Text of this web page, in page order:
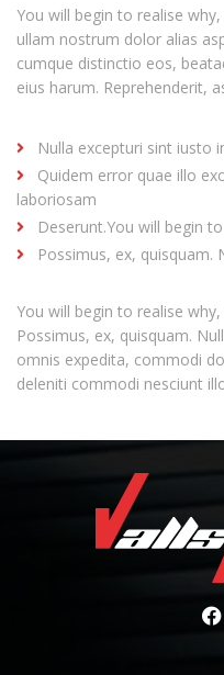
You will begin to realise
ullam nostrum dolor alias
cumque distinctio eos,
eius harum. Reprehenderit,
Nulla excepturi sint iusto
Quidem error quae illo
laboriosam
Deserunt.You will begin
Possimus, ex, quisquam.
You will begin to realise
Possimus, ex, quisquam.
omnis expedita, commodi
deleniti commodi nesciunt